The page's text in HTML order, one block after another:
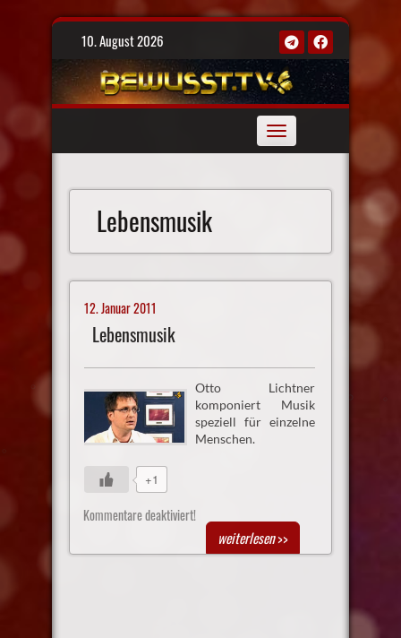
Skip
10. August 2026
Toggle
navigation
Lebensmusik
12. Januar 2011
Lebensmusik
Otto Lichtner
komponiert Musik
speziell für einzelne
Menschen.
+1
Kommentare deaktiviert!
weiterlesen>>